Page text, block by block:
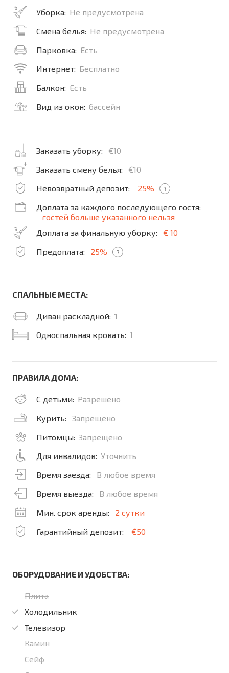
Уборка: Не предусмотрена
Смена белья: Не предусмотрена
Парковка: Есть
Интернет: Бесплатно
Балкон: Есть
Вид из окон: бассейн
Заказать уборку:
€10
Заказать смену белья:
€10
Невозвратный депозит:
25% ?
Доплата за каждого последующего гостя:
гостей больше указанного нельзя
Доплата за финальную уборку:
€ 10
Предоплата:
25% ?
СПАЛЬНЫЕ МЕСТА:
Диван раскладной: 1
Односпальная кровать: 1
ПРАВИЛА ДОМА:
С детьми: Разрешено
Курить:
Запрещено
Питомцы: Запрещено
Для инвалидов: Уточнить
Время заезда:
В любое время
Время выезда:
В любое время
Мин. срок аренды:
2 сутки
Гарантийный депозит:
€50
ОБОРУДОВАНИЕ И УДОБСТВА:
Плита
Холодильник
Телевизор
Камин
Сейф